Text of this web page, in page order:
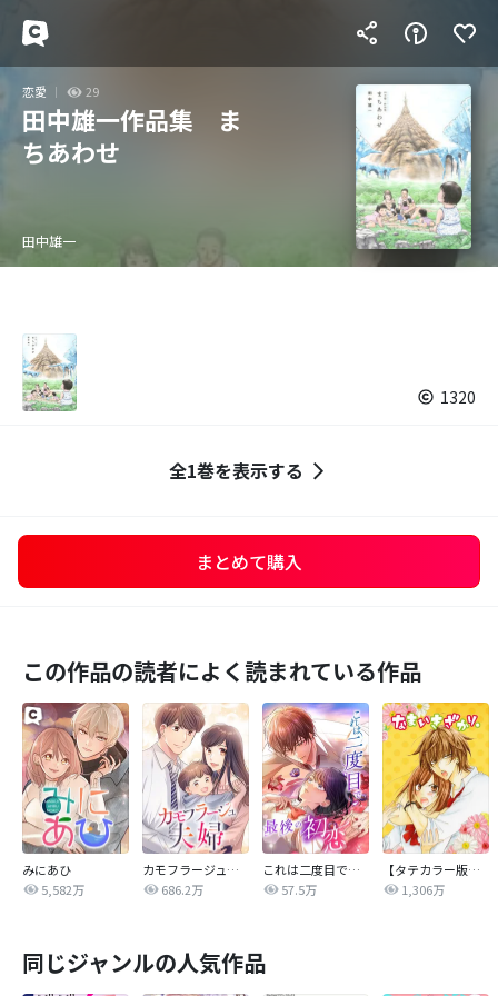
恋愛 29
田中雄一作品集 ま
ちあわせ
田中雄一
1320
全1巻を表示する
まとめて購入
この作品の読者によく読まれている作品
みにあひ
5,582万
カモフラージュ夫婦
686.2万
これは二度目で最後の初恋
57.5万
【タテカラー版】なまいきざかり。
1,306万
同じジャンルの人気作品